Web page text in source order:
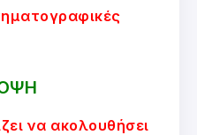
να ακολουθήσει